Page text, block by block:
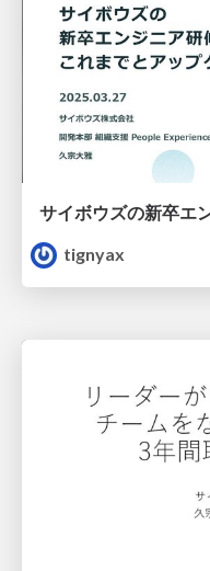
tignyax